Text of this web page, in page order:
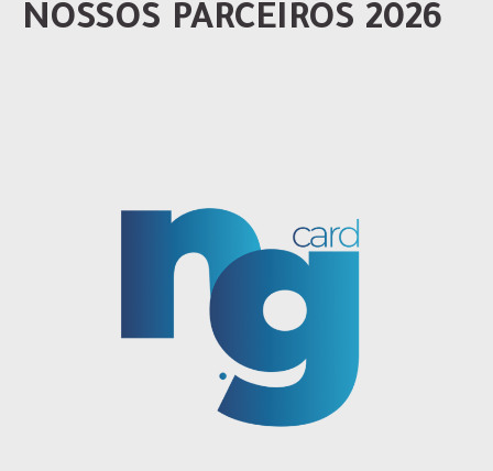
NOSSOS PARCEIROS 2026